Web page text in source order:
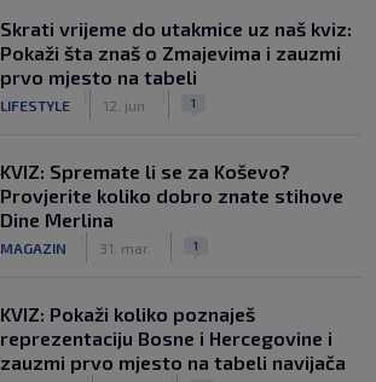
Skrati vrijeme do utakmice uz naš kviz:
Pokaži šta znaš o Zmajevima i zauzmi
prvo mjesto na tabeli
LIFESTYLE 12. jun. 1
KVIZ: Spremate li se za Koševo?
Provjerite koliko dobro znate stihove
Dine Merlina
MAGAZIN 31. mar. 1
KVIZ: Pokaži koliko poznaješ
reprezentaciju Bosne i Hercegovine i
zauzmi prvo mjesto na tabeli navijača